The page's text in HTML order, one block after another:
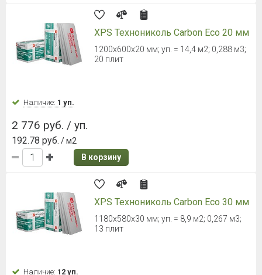
XPS Технониколь Carbon Eco 20 мм
1200х600х20 мм; уп. = 14,4 м2; 0,288 м3;
20 плит
Наличие: 1 уп.
2 776 руб. / уп.
192.78 руб. / м2
В корзину
XPS Технониколь Carbon Eco 30 мм
1180х580х30 мм; уп. = 8,9 м2; 0,267 м3;
13 плит
Наличие: 12 уп.